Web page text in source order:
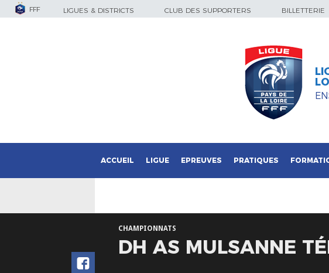
FFF LIGUES & DISTRICTS CLUB DES SUPPORTERS BILLETTERIE
ACCUEIL LIGUE EPREUVES PRATIQUES
CHAMPIONNATS
DH AS MULSANNE